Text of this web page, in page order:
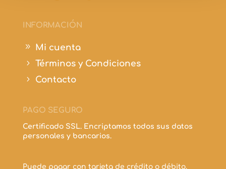
INFORMACIÓN
9 Mi cuenta
5 Términos y Condiciones
5 Contacto
PAGO SEGURO
Certificado SSL. Encriptamos todos sus datos
personales y bancarios.
Puede pagar con tarjeta de crédito o débito.